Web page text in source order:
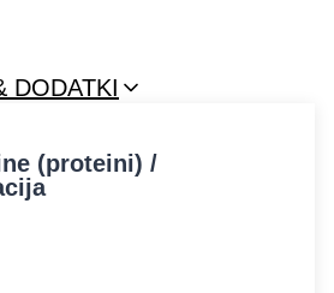
DODATKI
(proteini) /